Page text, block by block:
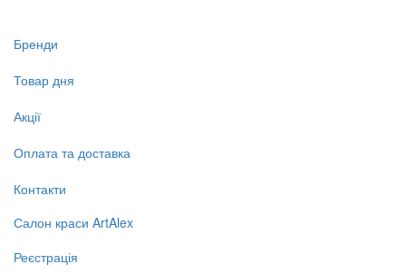
Бренди
Товар дня
Акції
Оплата та доставка
Контакти
Салон краси ArtAlex
Реєстрація